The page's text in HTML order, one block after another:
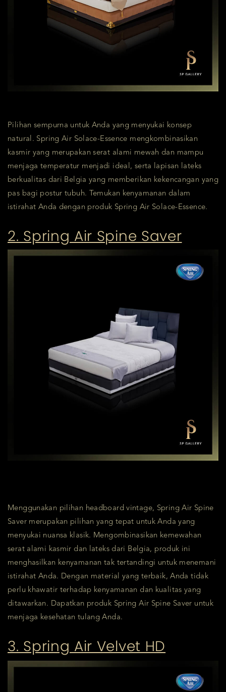
Pilihan sempurna untuk Anda yang menyukai konsep
natural. Spring Air Solace-Essence mengkombinasikan
kasmir yang merupakan serat alami mewah dan mampu
menjaga temperatur menjadi ideal, serta lapisan lateks
berkualitas dari Belgia yang memberikan kekencangan yang
pas bagi postur tubuh. Temukan kenyamanan dalam
istirahat Anda dengan produk Spring Air Solace-Essence.
2. Spring Air Spine Saver
Menggunakan pilihan headboard vintage, Spring Air Spine
Saver merupakan pilihan yang tepat untuk Anda yang
menyukai nuansa klasik. Mengombinasikan kemewahan
serat alami kasmir dan lateks dari Belgia, produk ini
menghasilkan kenyamanan tak tertandingi untuk menemani
istirahat Anda. Dengan material yang terbaik, Anda tidak
perlu khawatir terhadap kenyamanan dan kualitas yang
ditawarkan. Dapatkan produk Spring Air Spine Saver untuk
menjaga kesehatan tulang Anda.
3. Spring Air Velvet HD